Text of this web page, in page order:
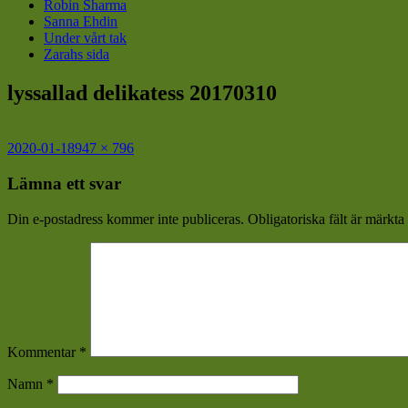
Robin Sharma
Sanna Ehdin
Under vårt tak
Zarahs sida
lyssallad delikatess 20170310
Postat
2020-01-18Full
947 × 796
Lämna ett svar
Din e-postadress kommer inte publiceras. Obligatoriska fält är märkta
Kommentar *
Namn *